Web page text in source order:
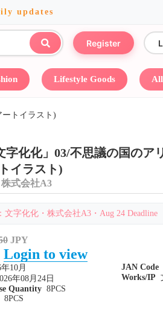
updates
Register
Lifestyle Goods
トイラスト)
字化化」03/不思議の国のア
イラスト)
株式会社A3
文字化化・株式会社A3・Aug 24 Deadline
JPY
Login to view
10月
年08月24日
Quantity 8PCS
8PCS
JAN Code
Works/IP